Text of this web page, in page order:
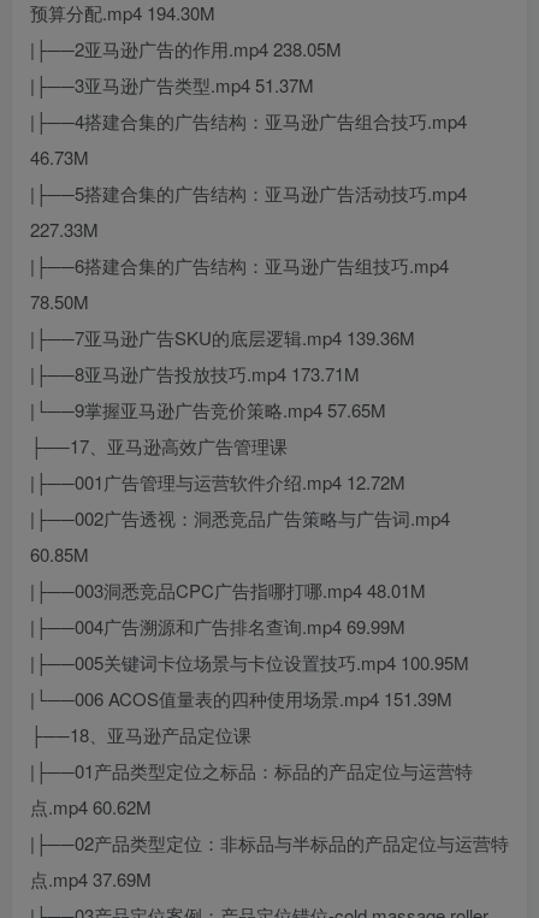
预算分配.mp4 194.30M
|├──2亚马逊广告的作用.mp4 238.05M
|├──3亚马逊广告类型.mp4 51.37M
|├──4搭建合集的广告结构：亚马逊广告组合技巧.mp4
46.73M
|├──5搭建合集的广告结构：亚马逊广告活动技巧.mp4
227.33M
|├──6搭建合集的广告结构：亚马逊广告组技巧.mp4
78.50M
|├──7亚马逊广告SKU的底层逻辑.mp4 139.36M
|├──8亚马逊广告投放技巧.mp4 173.71M
|└──9掌握亚马逊广告竞价策略.mp4 57.65M
├──17、亚马逊高效广告管理课
|├──001广告管理与运营软件介绍.mp4 12.72M
|├──002广告透视：洞悉竞品广告策略与广告词.mp4
60.85M
|├──003洞悉竞品CPC广告指哪打哪.mp4 48.01M
|├──004广告溯源和广告排名查询.mp4 69.99M
|├──005关键词卡位场景与卡位设置技巧.mp4 100.95M
|└──006 ACOS值量表的四种使用场景.mp4 151.39M
├──18、亚马逊产品定位课
|├──01产品类型定位之标品：标品的产品定位与运营特
点.mp4 60.62M
|├──02产品类型定位：非标品与半标品的产品定位与运营特
点.mp4 37.69M